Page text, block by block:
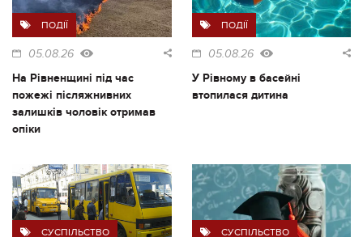
ПОДІЇ
05.08.26
На Рівненщині під час
пожежі післяжнивних
залишків чоловік отримав
опіки
ПОДІЇ
05.08.26
У Рівному в басейні
втопилася дитина
СУСПІЛЬСТВО СУСПІЛЬСТВО